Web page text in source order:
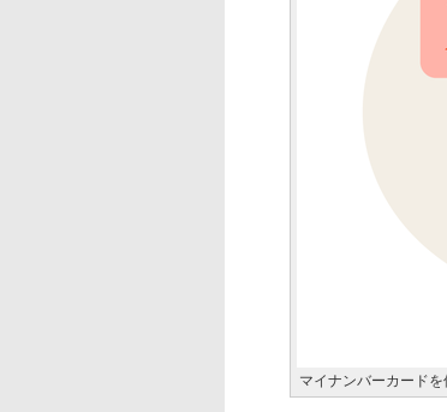
マイナンバーカード